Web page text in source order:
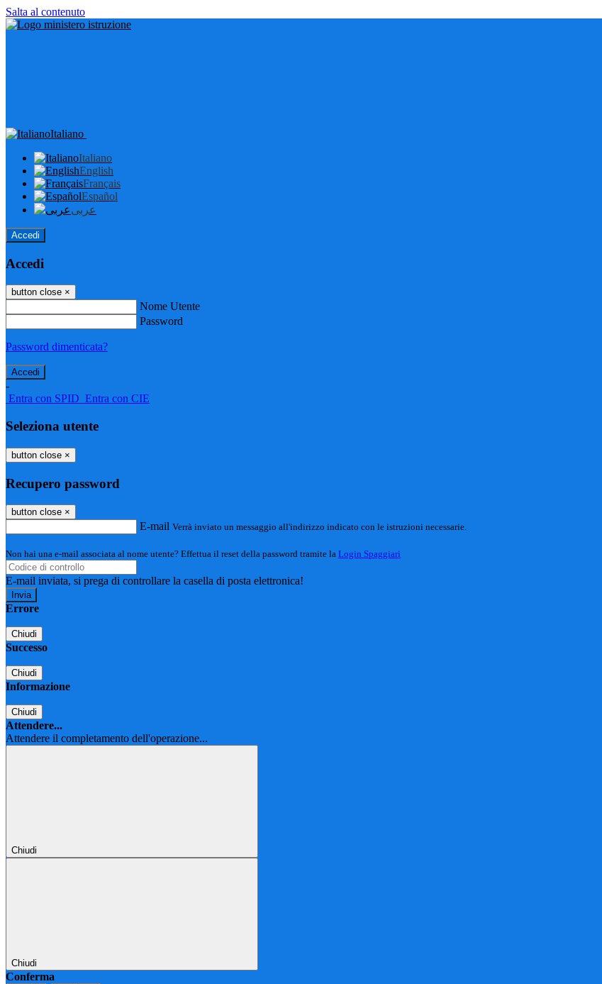
Salta al contenuto
Italiano
Italiano
English
Français
Español
عربى
Accedi
Accedi
button close ×
Nome Utente
Password
Password dimenticata?
-
Entra con SPID Entra con CIE
Seleziona utente
button close ×
Recupero password
button close ×
E-mail Verrà inviato un messaggio all'indirizzo indicato con le istruzioni necessarie.
Non hai una e-mail associata al nome utente? Effettua il reset della password tramite la Login Spaggiari
E-mail inviata, si prega di controllare la casella di posta elettronica!
Errore
Chiudi
Successo
Chiudi
Informazione
Chiudi
Attendere...
Attendere il completamento dell'operazione...
Chiudi
Chiudi
Conferma